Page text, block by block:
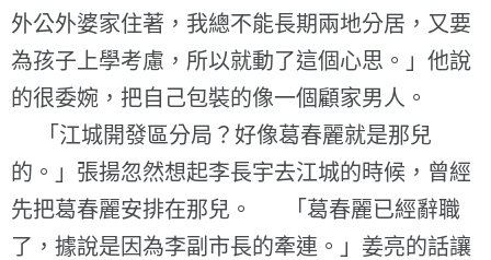
外公外婆家住著，我總不能長期兩地分居，又要
為孩子上學考慮，所以就動了這個心思。」他說
的很委婉，把自己包裝的像一個顧家男人。
「江城開發區分局？好像葛春麗就是那兒
的。」張揚忽然想起李長宇去江城的時候，曾經
先把葛春麗安排在那兒。 「葛春麗已經辭職
了，據說是因為李副市長的牽連。」姜亮的話讓